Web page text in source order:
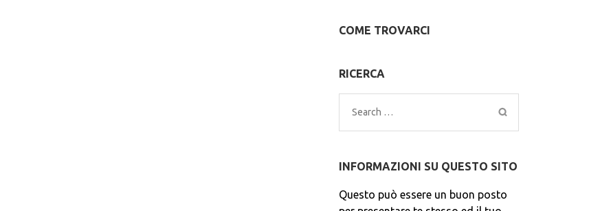
COME TROVARCI
RICERCA
Search
for:
INFORMAZIONI SU QUESTO SITO
Questo può essere un buon posto